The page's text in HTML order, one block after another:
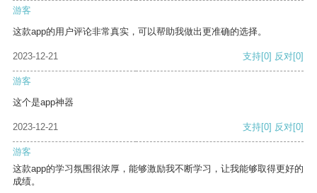
游客
这款app的用户评论非常真实，可以帮助我做出更准确的选择。
2023-12-21 支持[0] 反对[0]
游客
这个是app神器
2023-12-21 支持[0] 反对[0]
游客
这款app的学习氛围很浓厚，能够激励我不断学习，让我能够取得更好的
成绩。